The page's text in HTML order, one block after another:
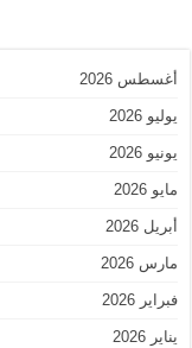
أغسطس 2026
يوليو 2026
يونيو 2026
مايو 2026
أبريل 2026
مارس 2026
فبراير 2026
يناير 2026